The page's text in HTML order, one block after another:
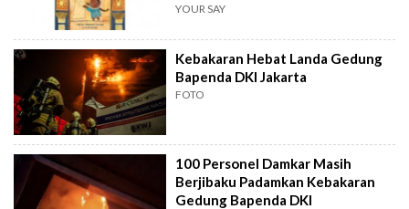
YOUR SAY
Kebakaran Hebat Landa Gedung
Bapenda DKI Jakarta
FOTO
100 Personel Damkar Masih
Berjibaku Padamkan Kebakaran
Gedung Bapenda DKI